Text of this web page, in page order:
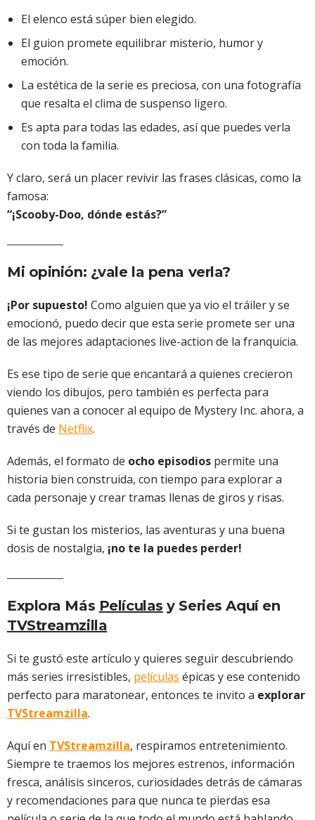
El elenco está súper bien elegido.
El guion promete equilibrar misterio, humor y
emoción.
La estética de la serie es preciosa, con una fotografía
que resalta el clima de suspenso ligero.
Es apta para todas las edades, así que puedes verla
con toda la familia.
Y claro, será un placer revivir las frases clásicas, como la
famosa:
“¡Scooby-Doo, dónde estás?”
Mi opinión: ¿vale la pena verla?
¡Por supuesto! Como alguien que ya vio el tráiler y se
emocionó, puedo decir que esta serie promete ser una
de las mejores adaptaciones live-action de la franquicia.
Es ese tipo de serie que encantará a quienes crecieron
viendo los dibujos, pero también es perfecta para
quienes van a conocer al equipo de Mystery Inc. ahora, a
través de Netflix.
Además, el formato de ocho episodios permite una
historia bien construida, con tiempo para explorar a
cada personaje y crear tramas llenas de giros y risas.
Si te gustan los misterios, las aventuras y una buena
dosis de nostalgia, ¡no te la puedes perder!
Explora Más Películas y Series Aquí en
TVStreamzilla
Si te gustó este artículo y quieres seguir descubriendo
más series irresistibles, películas épicas y ese contenido
perfecto para maratonear, entonces te invito a explorar
TVStreamzilla.
Aquí en TVStreamzilla, respiramos entretenimiento.
Siempre te traemos los mejores estrenos, información
fresca, análisis sinceros, curiosidades detrás de cámaras
y recomendaciones para que nunca te pierdas esa